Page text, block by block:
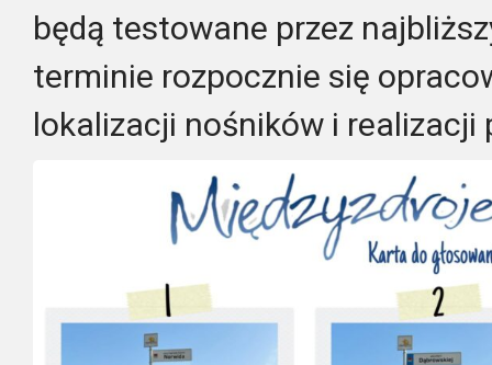
będą testowane przez
terminie rozpocznie się
lokalizacji nośników i realizacji